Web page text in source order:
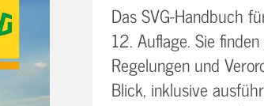
Das SVG-Handbuch
12. Auflage. Sie
Regelungen und
Blick, inklusive